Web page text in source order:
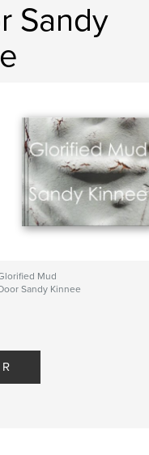
Sandy
Mud
Sandy Kinnee